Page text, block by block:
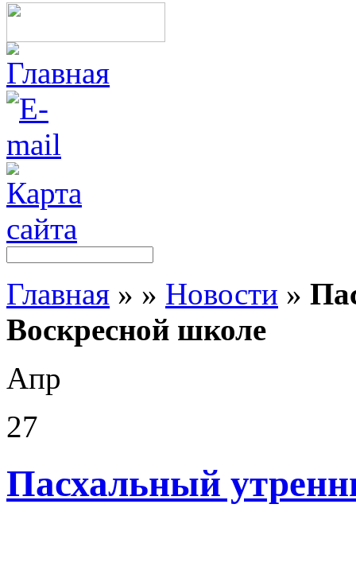
Главная » » Новости »
Воскресной школе
Апр
27
Пасхальный